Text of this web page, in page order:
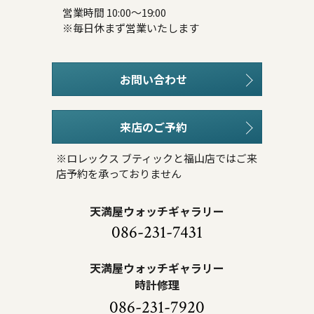
営業時間 10:00～19:00
※毎日休まず営業いたします
お問い合わせ
来店のご予約
※ロレックス ブティックと福山店ではご来
店予約を承っておりません
天満屋ウォッチギャラリー
086-231-7431
天満屋ウォッチギャラリー
時計修理
086-231-7920